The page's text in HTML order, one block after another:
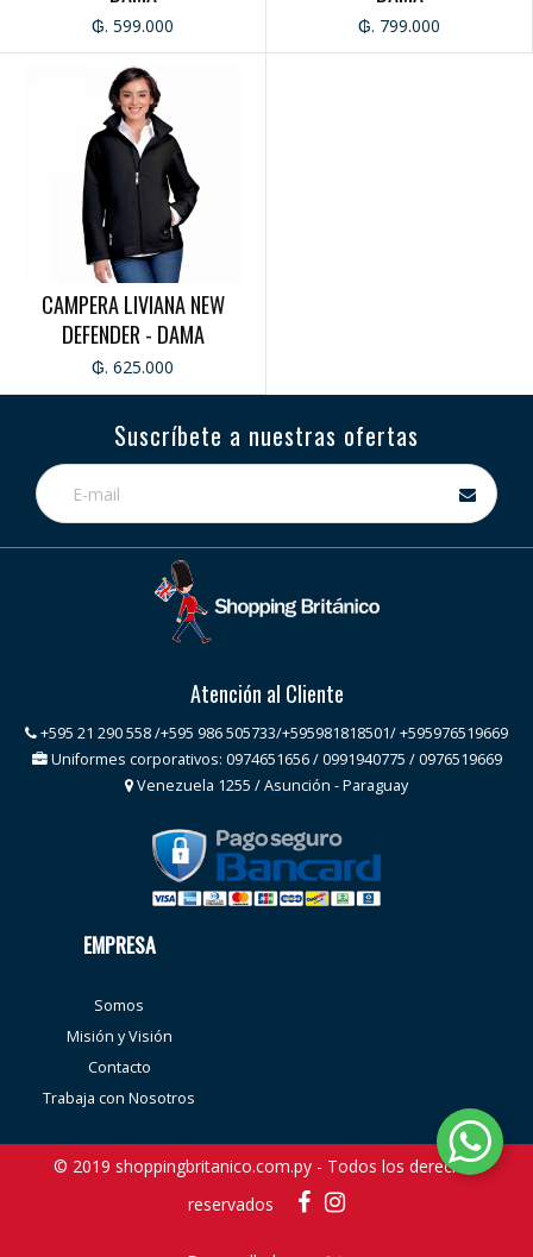
₲. 599.000 ₲. 799.000
CAMPERA LIVIANA NEW
DEFENDER - DAMA
₲. 625.000
Suscríbete a nuestras ofertas
Atención al Cliente
+595 21 290 558 /+595 986 505733/+595981818501/ +595976519669
Uniformes corporativos: 0974651656 / 0991940775 / 0976519669
Venezuela 1255 / Asunción - Paraguay
EMPRESA
Somos
Misión y Visión
Contacto
Trabaja con Nosotros
© 2019 shoppingbritanico.com.py - Todos los derechos
reservados